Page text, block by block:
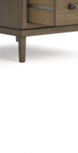
zavolať a